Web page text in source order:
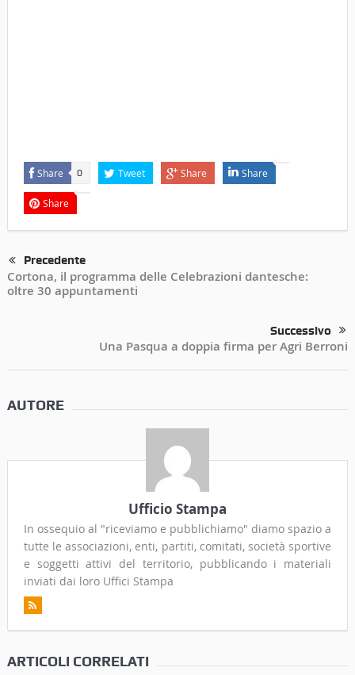
Share 0 Tweet Share Share
Share
Precedente
Cortona, il programma delle Celebrazioni dantesche:
oltre 30 appuntamenti
Successivo
Una Pasqua a doppia firma per Agri Berroni
AUTORE
Ufficio Stampa
In ossequio al "riceviamo e pubblichiamo" diamo spazio a
tutte le associazioni, enti, partiti, comitati, società sportive
e soggetti attivi del territorio, pubblicando i materiali
inviati dai loro Uffici Stampa
ARTICOLI CORRELATI